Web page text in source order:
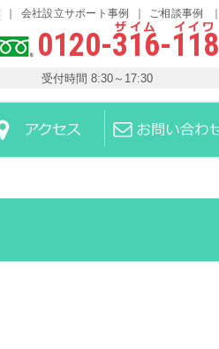
会社設立サポート事例 ご相談事例
0120-316-118
受付時間 8:30～17:30